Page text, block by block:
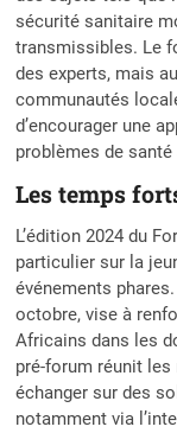
sécurité sanitaire
transmissibles. Le
des experts, mais
communautés
d’encourager une
problèmes de
Les temps
L’édition 2024 du
particulier sur la
événements
octobre, vise à
Africains dans les
pré-forum réunit
échanger sur des
notamment via